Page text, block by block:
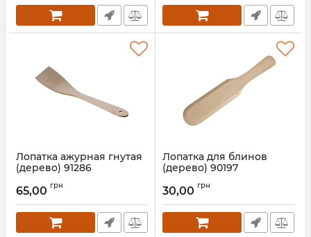
Лопатка ажурная гнутая
(дерево) 91286
65,00 грн
Лопатка для блинов
(дерево) 90197
30,00 грн